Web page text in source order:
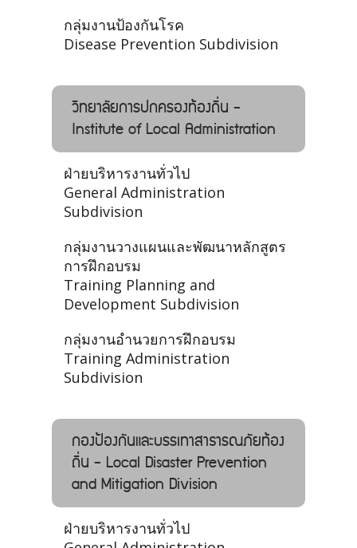
กลุ่มงานป้องกันโรค
Disease Prevention Subdivision
วิทยาลัยการปกครองท้องถิ่น -
Institute of Local Administration
ฝ่ายบริหารงานทั่วไป
General Administration
Subdivision
กลุ่มงานวางแผนและพัฒนาหลักสูตร
การฝึกอบรม
Training Planning and
Development Subdivision
กลุ่มงานอำนวยการฝึกอบรม
Training Administration
Subdivision
กองป้องกันและบรรเทาสาธารณภัยท้อง
ถิ่น - Local Disaster Prevention
and Mitigation Division
ฝ่ายบริหารงานทั่วไป